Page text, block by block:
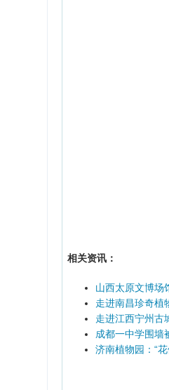
相关资讯：
山西太原文博场
走进南昌珍奇植
走进江西宁州古
成都一中学围墙
济南植物园：“